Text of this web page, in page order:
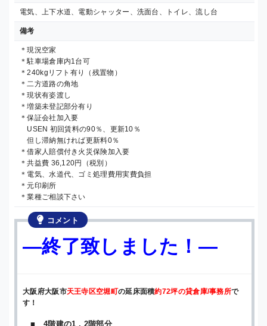
電気、上下水道、電動シャッター、洗面台、トイレ、流し台
備考
＊現況空家
＊駐車場倉庫内1台可
＊240kgリフト有り（残置物）
＊二方道路の角地
＊現状有姿渡し
＊増築未登記部分有り
＊保証会社加入要
USEN 初回賃料の90％、更新10％
但し滞納無ければ更新料0％
＊借家人賠償付き火災保険加入要
＊共益費 36,120円（税別）
＊電気、水道代、ゴミ処理費用実費負担
＊元印刷所
＊業種ご相談下さい
コメント
—終了致しました！—
大阪府大阪市天王寺区空堀町の延床面積約72坪の貸倉庫/事務所で
す！
■ 4階建の1，2階部分